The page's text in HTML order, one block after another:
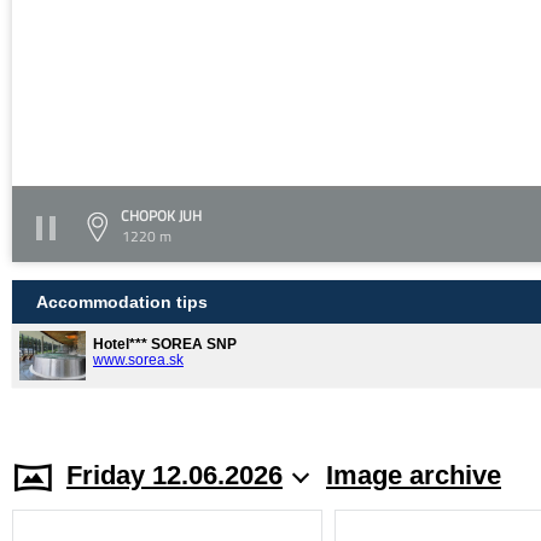
CHOPOK JUH
1220 m
Accommodation tips
Hotel*** SOREA SNP
www.sorea.sk
Friday 12.06.2026 Image archive